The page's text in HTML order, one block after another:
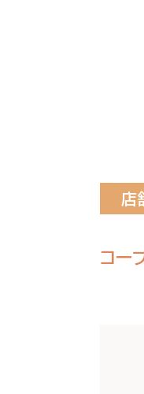
店
コー